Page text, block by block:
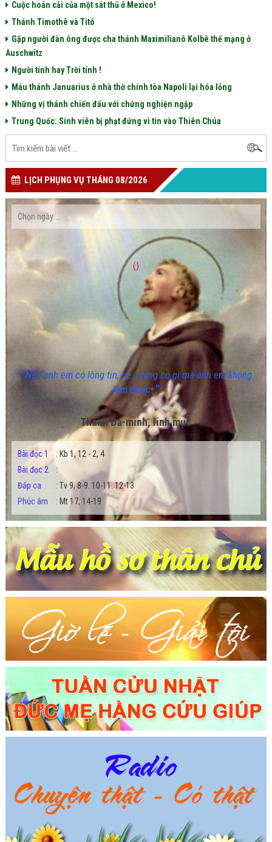
Cuộc hoán cải của một sát thủ ở Mexico!
Thánh Timothê và Titô
Gặp người đàn ông được cha thánh Maximilianô Kolbê thế mạng ở
Auschwitz
Người tính hay Trời tính !
Máu thánh Januarius ở nhà thờ chính tòa Napoli lại hóa lỏng
Những vị thánh chiến đấu với chứng nghiện ngập
Trung Quốc: Sinh viên bị phạt đứng vì tin vào Thiên Chúa
LỊCH PHỤNG VỤ THÁNG 08/2026
()
"Nếu anh em có lòng tin, sẽ chẳng có gì mà anh em không
làm được."
Thánh Đa-minh, linh mục
Bài đọc 1 : Kb 1, 12 - 2, 4
Bài đọc 2
:
Đáp ca
: Tv 9, 8-9. 10-11. 12-13
Phúc âm
: Mt 17, 14-19